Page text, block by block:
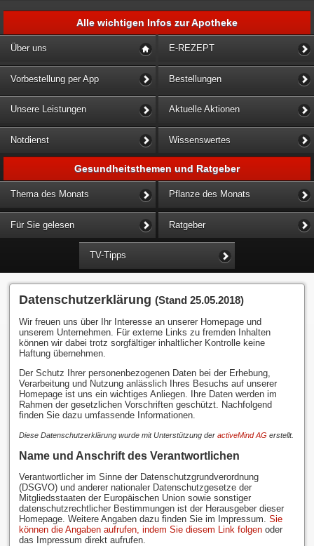
Alle wichtigen Infos zur Apotheke
Über uns E-REZEPT
Vorbestellung per App Bestellungen
Unsere Leistungen Aktuelle Aktionen
Notdienst Wissenswertes
Gesundheitsthemen und Ratgeber
Thema des Monats Pflanze des Monats
Für Sie gelesen Ratgeber
TV-Tipps
Datenschutzerklärung (Stand 25.05.2018)
Wir freuen uns über Ihr Interesse an unserer Homepage und
unserem Unternehmen. Für externe Links zu fremden Inhalten
können wir dabei trotz sorgfältiger inhaltlicher Kontrolle keine
Haftung übernehmen.
Der Schutz Ihrer personenbezogenen Daten bei der Erhebung,
Verarbeitung und Nutzung anlässlich Ihres Besuchs auf unserer
Homepage ist uns ein wichtiges Anliegen. Ihre Daten werden im
Rahmen der gesetzlichen Vorschriften geschützt. Nachfolgend
finden Sie dazu umfassende Informationen.
Diese Datenschutzerklärung wurde mit Unterstützung der activeMind AG erstellt.
Name und Anschrift des Verantwortlichen
Verantwortlicher im Sinne der Datenschutzgrundverordnung
(DSGVO) und anderer nationaler Datenschutzgesetze der
Mitgliedsstaaten der Europäischen Union sowie sonstiger
datenschutzrechtlicher Bestimmungen ist der Herausgeber dieser
Homepage. Weitere Angaben dazu finden Sie im Impressum. Sie
können die Angaben aufrufen, indem Sie diesem Link folgenoder
das Impressum direkt aufrufen.